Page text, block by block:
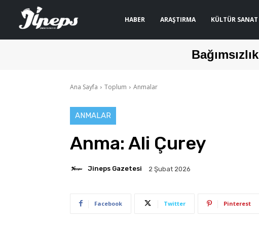
HABER ARAŞTIRMA KÜLTÜR SANAT
Bağımsızlık
Ana Sayfa Toplum Anmalar
ANMALAR
Anma: Ali Çurey
Jineps Gazetesi 2 Şubat 2026
Facebook Twitter Pinterest